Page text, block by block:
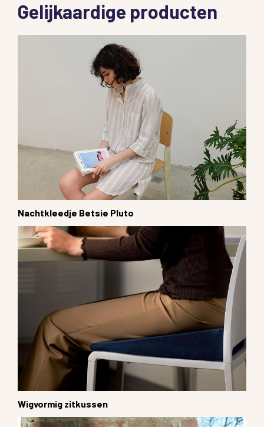
Gelijkaardige producten
Nachtkleedje Betsie Pluto
Wigvormig zitkussen